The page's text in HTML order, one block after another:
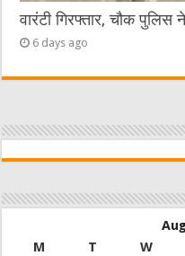
वारंटी गिरफ्तार, चौक पुलिस
6 days ago
M
T W